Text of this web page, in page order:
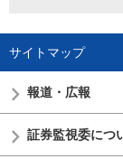
サイトマップ
報道・広報
証券監視委につ